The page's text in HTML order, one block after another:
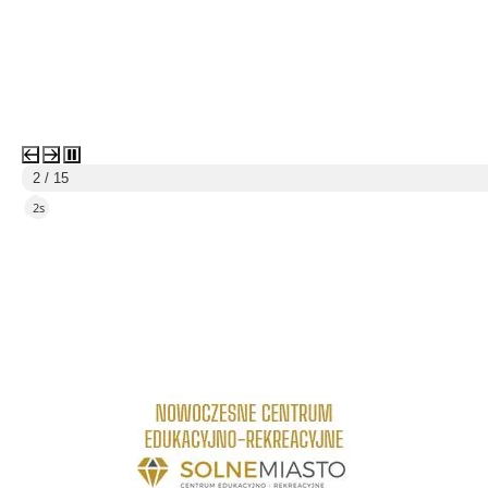
3 / 15
5s
link do strony Centrum Edukacyjno Rekreacyjne